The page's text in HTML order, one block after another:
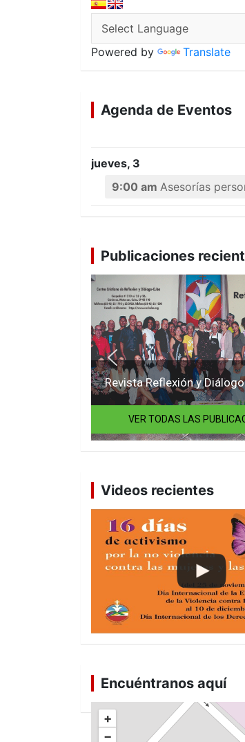
Powered by Translate
Agenda de Eventos
jueves, 3
9:00 am Asesorías
Publicaciones
Revista Reflexión y
VER TODAS LAS
Videos recientes
Encuéntranos aquí
+
−